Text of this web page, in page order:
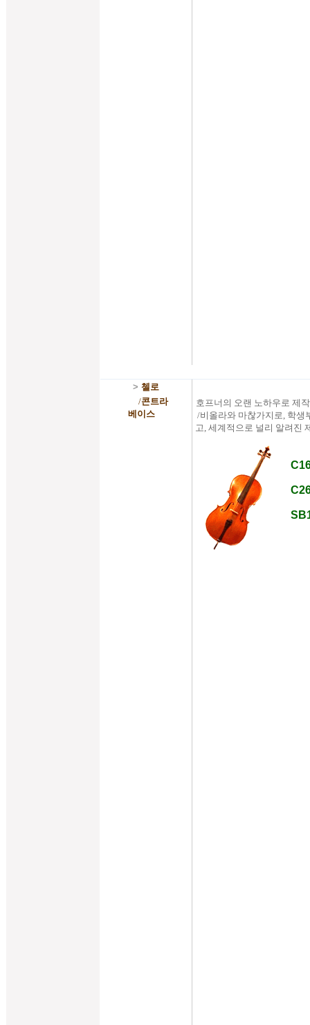
> 첼로
/콘트라
베이스
호프너의 오랜 노하우로 제
/비올라와 마찮가지로, 학생
고, 세계적으로 널리 알려진